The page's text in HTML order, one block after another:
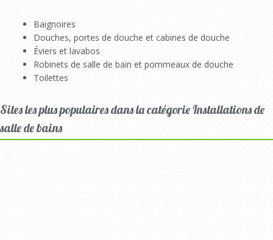
Baignoires
Douches, portes de douche et cabines de douche
Éviers et lavabos
Robinets de salle de bain et pommeaux de douche
Toilettes
Sites les plus populaires dans la catégorie Installations de
salle de bains